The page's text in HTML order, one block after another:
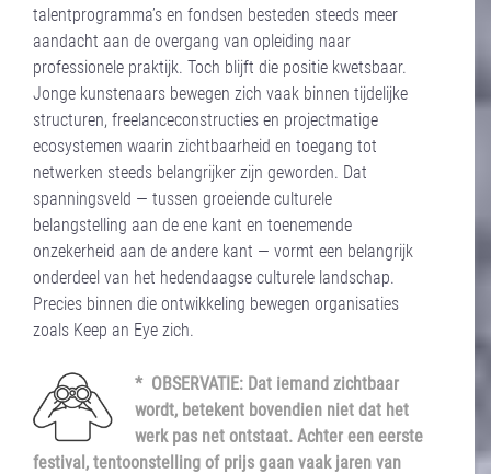
talentprogramma’s en fondsen besteden steeds meer
aandacht aan de overgang van opleiding naar
professionele praktijk. Toch blijft die positie kwetsbaar.
Jonge kunstenaars bewegen zich vaak binnen tijdelijke
structuren, freelanceconstructies en projectmatige
ecosystemen waarin zichtbaarheid en toegang tot
netwerken steeds belangrijker zijn geworden. Dat
spanningsveld — tussen groeiende culturele
belangstelling aan de ene kant en toenemende
onzekerheid aan de andere kant — vormt een belangrijk
onderdeel van het hedendaagse culturele landschap.
Precies binnen die ontwikkeling bewegen organisaties
zoals Keep an Eye zich.
* OBSERVATIE: Dat iemand zichtbaar
wordt, betekent bovendien niet dat het
werk pas net ontstaat. Achter een eerste
festival, tentoonstelling of prijs gaan vaak jaren van